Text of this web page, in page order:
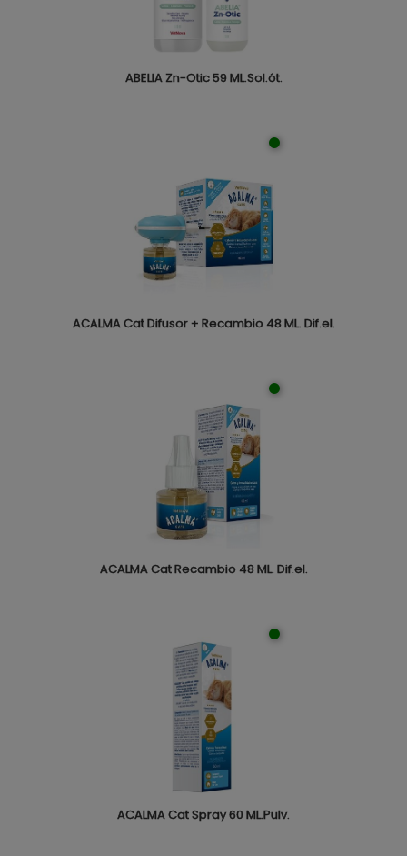
ABELIA Zn-Otic 59 ML.Sol.ót.
ACALMA Cat Difusor + Recambio 48 ML. Dif.el.
ACALMA Cat Recambio 48 ML. Dif.el.
ACALMA Cat Spray 60 ML.Pulv.